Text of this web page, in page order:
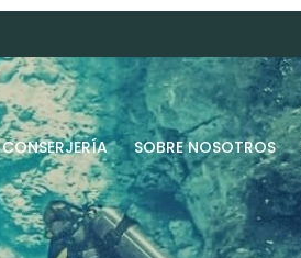
CONSERJERÍA SOBRE NOSOTROS